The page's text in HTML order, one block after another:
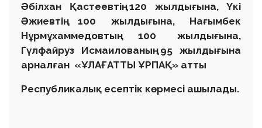
Әбілхан Қастеевтің 120 жылдығына, Үкі
Әжиевтің 100 жылдығына, Нағымбек
Нұрмұхаммедовтың 100 жылдығына,
Гүлфайруз Исмаилованың 95 жылдығына
арналған «ҰЛАҒАТТЫ ҰРПАҚ» атты
Республикалық есептік көрмесі ашылады.